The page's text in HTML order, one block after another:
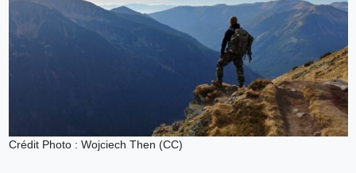
Crédit Photo : Wojciech Then (CC)